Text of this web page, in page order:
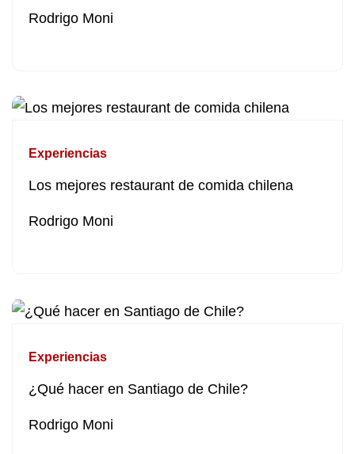
Rodrigo Moni
Experiencias
Los mejores restaurant de comida chilena
Rodrigo Moni
Experiencias
¿Qué hacer en Santiago de Chile?
Rodrigo Moni